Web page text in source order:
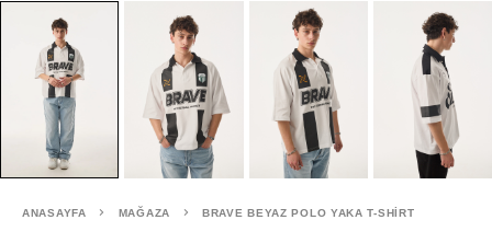
ANASAYFA MAĞAZA BRAVE BEYAZ POLO YAKA T-SHIRT